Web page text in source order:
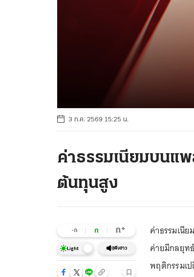
3 ก.ค. 2569 15:25 น.
ค่าธรรมเนียมบนแ
ต้นทุนสูง
-ก ก ก+
Light ฟังข่าว
ค่าธรรมเนี
ค่ายมีกลยุท
พฤติกรรมเ